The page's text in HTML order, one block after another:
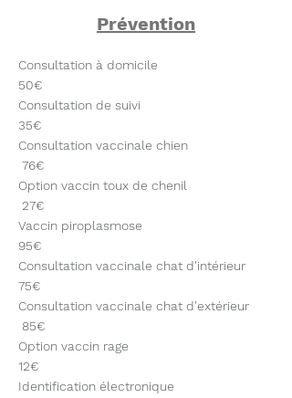
Prévention
Consultation à domicile
50€
Consultation de suivi
35€
Consultation vaccinale chien
76€
Option vaccin toux de chenil
27€
Vaccin piroplasmose
95€
Consultation vaccinale chat d'intérieur
75€
Consultation vaccinale chat d'extérieur
85€
Option vaccin rage
12€
Identification électronique